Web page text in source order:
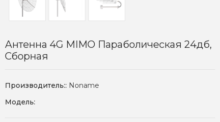
Антенна 4G MIMO Параболическая 24дб,
Сборная
Производитель:: Noname
Модель: